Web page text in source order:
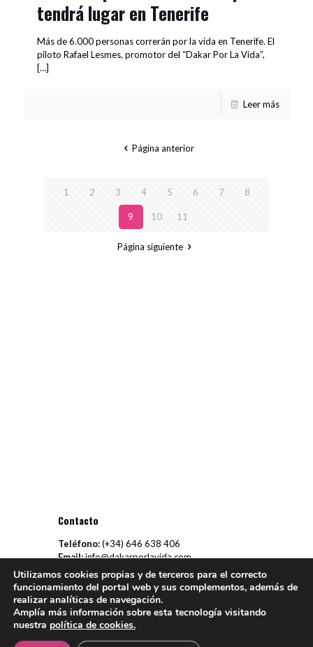
tendrá lugar en Tenerife
Más de 6.000 personas correrán por la vida en Tenerife. El
piloto Rafael Lesmes, promotor del “Dakar Por La Vida”,
[…]
Leer más
Página anterior
1 2 3 4 5 6 7 8
9 10 11
Página siguiente
Contacto
Teléfono:(+34) 646 638 406
Email:info@dakarporlavida.com
© Dakar Por La Vida - Aviso Legal Política de Cookies
de Privacidad– Desarrollado por
Utilizamos cookies propias y de terceros para el correcto
funcionamiento del portal web y sus complementos, además de
realizar analíticas de navegación.
Amplía más información sobre esta tecnología visitando
nuestra política de cookies.